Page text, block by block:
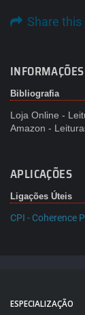
Share this
INFORMAÇÕES
Bibliografia
Loja Online -
Amazon -
APLICAÇÕES
Ligações Úteis
CPI - Coherence
ESPECIALIZAÇÃO